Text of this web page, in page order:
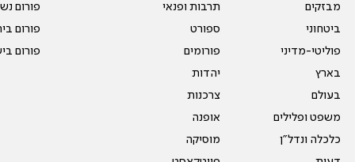
מבזקים
ביטחוני
פוליטי-מדיני
בארץ
בעולם
משפט ופלילים
כלכלה ונדל"ן
תרבות ופנאי
ספורט
פורומים
יהדות
צרכנות
אופנה
מוסיקה
פורום
פורום
פורום